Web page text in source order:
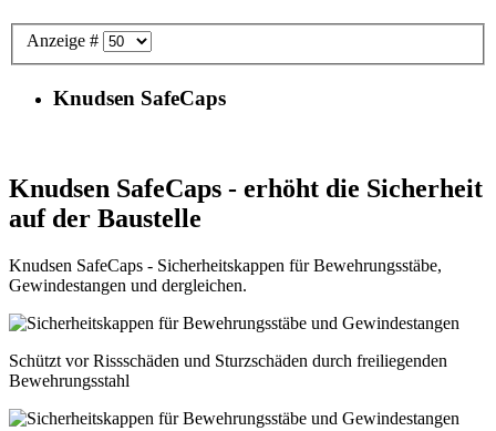
Anzeige #
Knudsen SafeCaps
Knudsen SafeCaps - erhöht die Sicherheit
auf der Baustelle
Knudsen SafeCaps - Sicherheitskappen für Bewehrungsstäbe,
Gewindestangen und dergleichen.
Schützt vor Rissschäden und Sturzschäden durch freiliegenden
Bewehrungsstahl